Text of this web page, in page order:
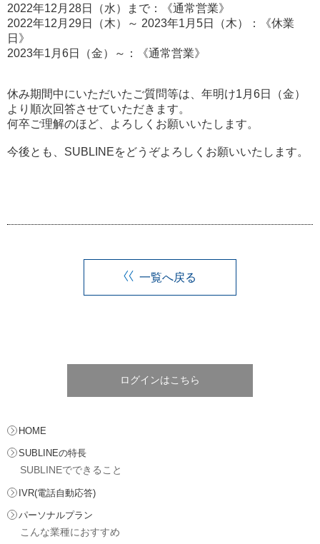
2022年12月28日（水）まで：《通常営業》
2022年12月29日（木）～ 2023年1月5日（木）：《休業
日》
2023年1月6日（金）～：《通常営業》
休み期間中にいただいたご質問等は、年明け1月6日（金）
より順次回答させていただきます。
何卒ご理解のほど、よろしくお願いいたします。
今後とも、SUBLINEをどうぞよろしくお願いいたします。
一覧へ戻る
ログインはこちら
HOME
SUBLINEの特長
SUBLINEでできること
IVR(電話自動応答)
パーソナルプラン
こんな業種におすすめ